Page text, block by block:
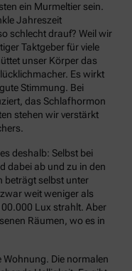
ein Murmeltier sein.
Jahreszeit
schlecht drauf? Weil wir
Taktgeber für viele
unser Körper das
Es wirkt
Stimmung. Bei
das Schlafhormon
stehen wir verstärkt
deshalb: Selbst bei
dabei ab und zu in den
beträgt selbst unter
weit weniger als
Lux strahlt. Aber
Räumen, wo es in
Wohnung. Die normalen